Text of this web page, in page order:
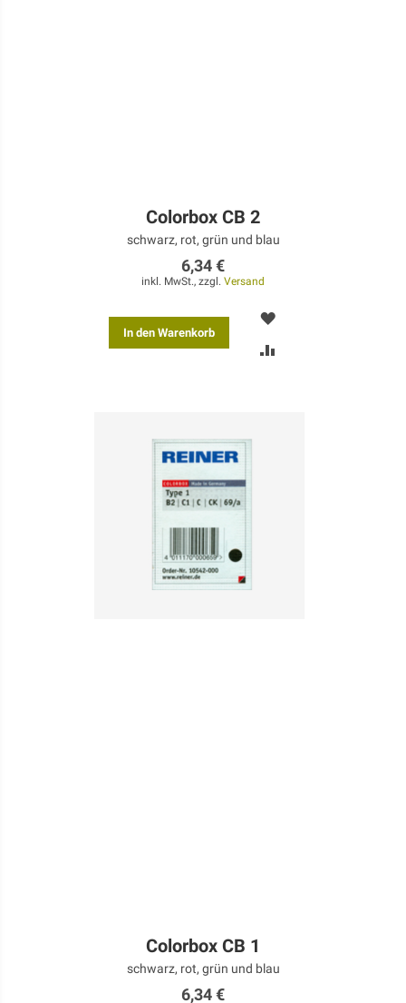
Colorbox CB 2
schwarz, rot, grün und blau
6,34 €
inkl. MwSt., zzgl. Versand
In den Warenkorb
MERKEN
Colorbox CB 1
schwarz, rot, grün und blau
6,34 €